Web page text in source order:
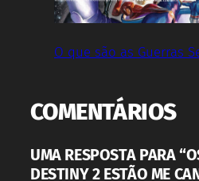
O que são as Guerras
COMENTÁRIOS
UMA RESPOSTA PARA
DESTINY 2 ESTÃO ME